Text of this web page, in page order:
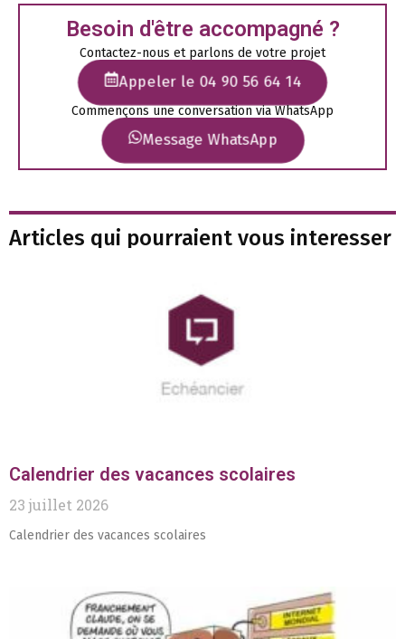
Besoin d'être accompagné ?
Contactez-nous et parlons de votre projet
Appeler le 04 90 56 64 14
Commençons une conversation via WhatsApp
Message WhatsApp
Articles qui pourraient vous interesser
Calendrier des vacances scolaires
23 juillet 2026
Calendrier des vacances scolaires